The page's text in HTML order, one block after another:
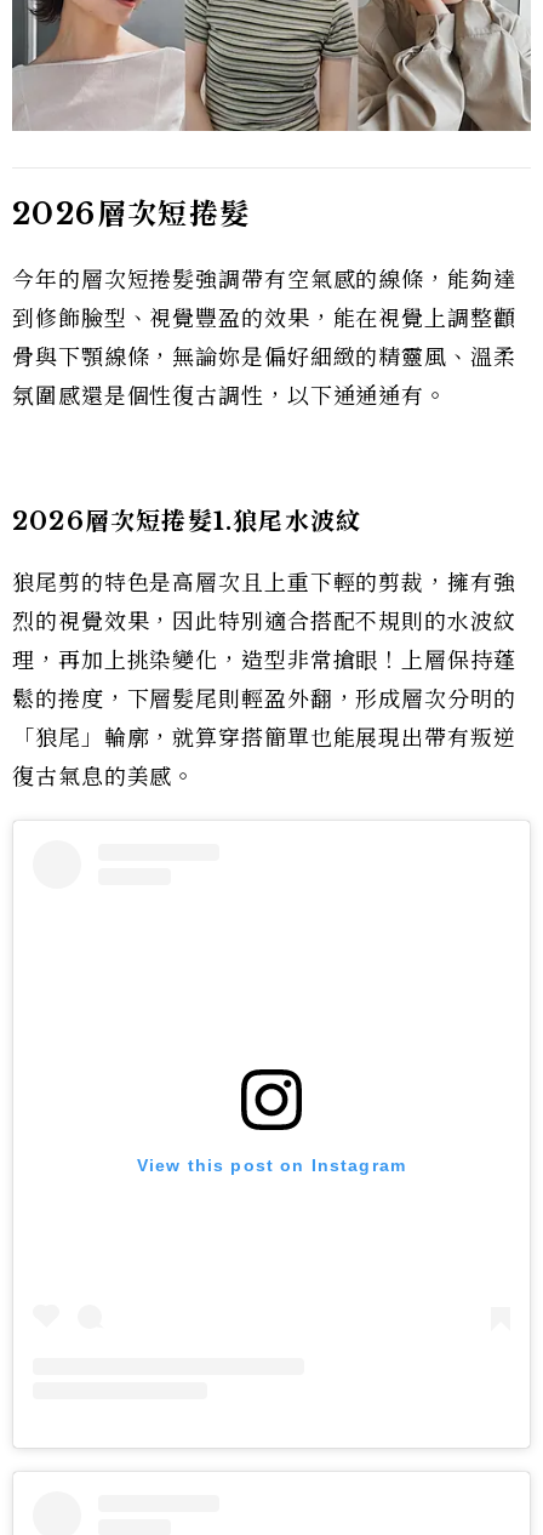
2026層次短捲髮
今年的層次短捲髮強調帶有空氣感的線條，能夠達
到修飾臉型、視覺豐盈的效果，能在視覺上調整顴
骨與下顎線條，無論妳是偏好細緻的精靈風、溫柔
氛圍感還是個性復古調性，以下通通通有。
2026層次短捲髮1.狼尾水波紋
狼尾剪的特色是高層次且上重下輕的剪裁，擁有強
烈的視覺效果，因此特別適合搭配不規則的水波紋
理，再加上挑染變化，造型非常搶眼！上層保持蓬
鬆的捲度，下層髮尾則輕盈外翻，形成層次分明的
「狼尾」輪廓，就算穿搭簡單也能展現出帶有叛逆
復古氣息的美感。
View this post on Instagram